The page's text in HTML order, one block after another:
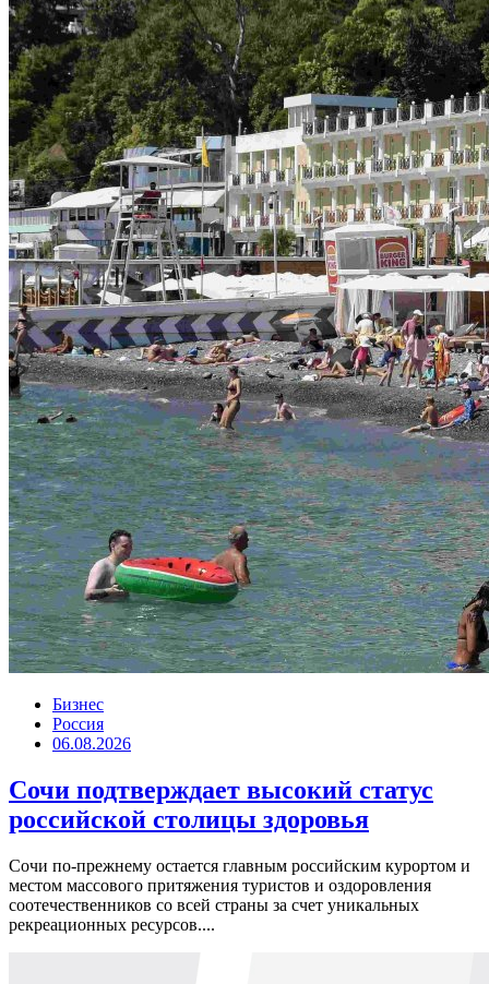
Бизнес
Россия
06.08.2026
Сочи подтверждает высокий статус
российской столицы здоровья
Сочи по-прежнему остается главным российским курортом и
местом массового притяжения туристов и оздоровления
соотечественников со всей страны за счет уникальных
рекреационных ресурсов....